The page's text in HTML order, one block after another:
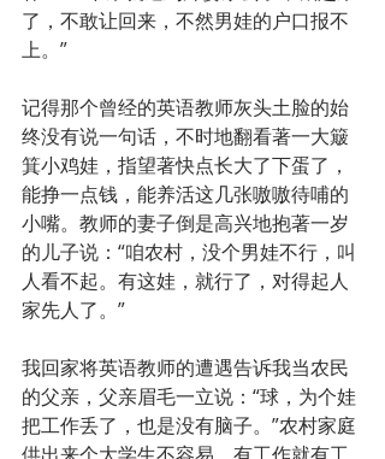
了，不敢让回来，不然男娃的户口报不
上。”
记得那个曾经的英语教师灰头土脸的始
终没有说一句话，不时地翻看著一大簸
箕小鸡娃，指望著快点长大了下蛋了，
能挣一点钱，能养活这几张嗷嗷待哺的
小嘴。教师的妻子倒是高兴地抱著一岁
的儿子说：“咱农村，没个男娃不行，叫
人看不起。有这娃，就行了，对得起人
家先人了。”
我回家将英语教师的遭遇告诉我当农民
的父亲，父亲眉毛一立说：“球，为个娃
把工作丢了，也是没有脑子。”农村家庭